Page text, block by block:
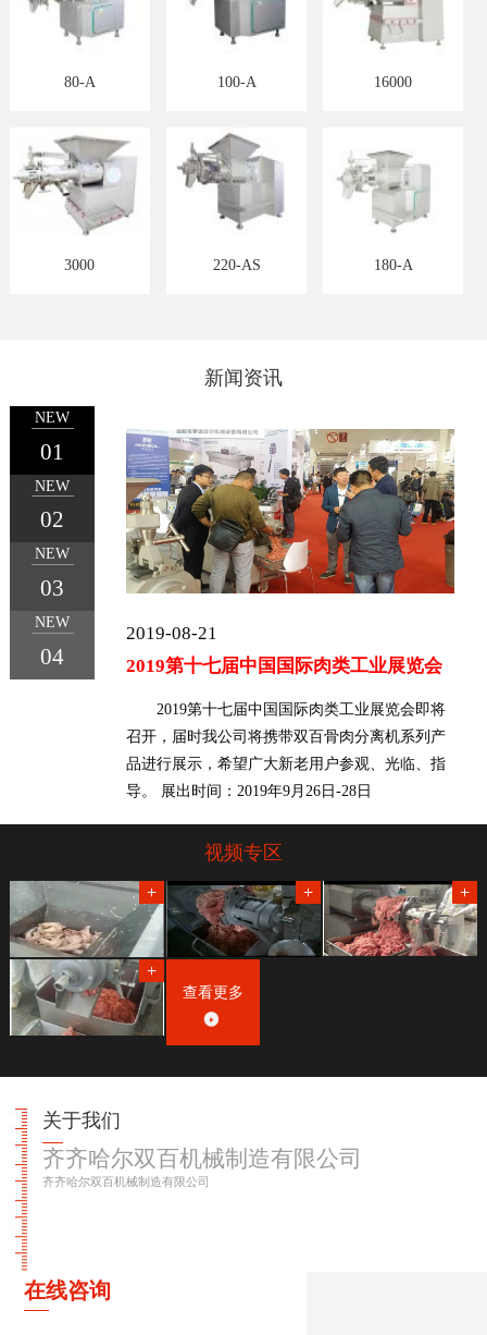
1 2 3 4
80-A 100-A 16000
3000 220-AS 180-A
新闻资讯
NEW
01
NEW
02
NEW
03
NEW
04
2019-08-21
2019第十七届中国国际肉类工业展览会
2019第十七届中国国际肉类工业展览会即将
召开，届时我公司将携带双百骨肉分离机系列产
品进行展示，希望广大新老用户参观、光临、指
导。 展出时间：2019年9月26日-28日
视频专区
查看更多
关于我们
齐齐哈尔双百机械制造有限公司
齐齐哈尔双百机械制造有限公司
在线咨询